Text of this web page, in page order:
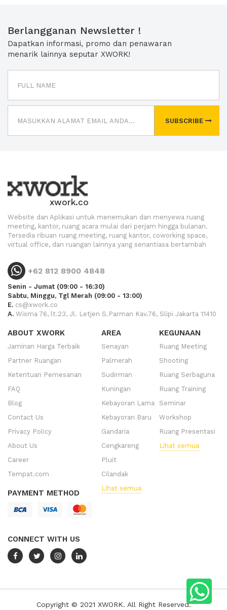
Berlangganan Newsletter !
Dapatkan informasi, promo dan penawaran
menarik lainnya seputar XWORK!
SUBSCRIBE
xwork.co
Website dan Aplikasi untuk menemukan dan menyewa ruang
meeting, kantor, ruang acara mulai dari perjam hingga bulanan.
Tersedia ribuan ruang meeting, ruang kantor, coworking space,
virtual office, dan ruangan lainnya yang senantiasa bertambah
+62 812 8900 4848
Senin - Jumat (09:00 - 16:30)
Sabtu, Minggu, Tgl Merah (09:00 - 13:00)
E. cs@xwork.co
A. Wisma 76, lt.23, Jl. Letjen S.Parman Kav.76, Slipi Jakarta 11410
ABOUT XWORK
Jaminan Harga Terbaik
Partner Ruangan
Ketentuan Pemesanan
FAQ
Blog
Contact Us
Privacy Policy
About Us
Career
Tempat.com
PAYMENT METHOD
CONNECT WITH US
AREA
Senayan
Palmerah
Sudirman
Kuningan
Kebayoran Lama
Kebayoran Baru
Gandaria
Cengkareng
Pluit
Cilandak
Lihat semua
KEGUNAAN
Ruang Meeting
Shooting
Ruang Serbaguna
Ruang Training
Seminar
Workshop
Ruang Presentasi
Lihat semua
Copyright © 2021 XWORK. All Right Reserved.